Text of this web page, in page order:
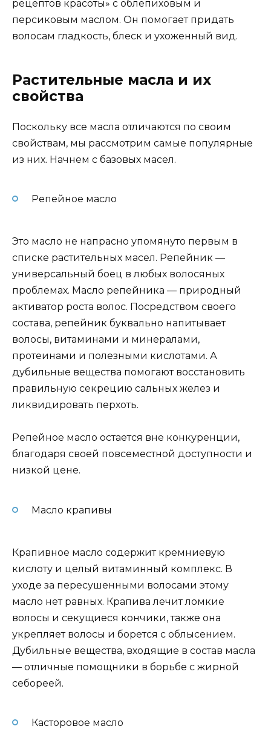
рецептов красоты» с облепиховым и
персиковым маслом. Он помогает придать
волосам гладкость, блеск и ухоженный вид.
Растительные масла и их
свойства
Поскольку все масла отличаются по своим
свойствам, мы рассмотрим самые популярные
из них. Начнем с базовых масел.
Репейное масло
Это масло не напрасно упомянуто первым в
списке растительных масел. Репейник —
универсальный боец в любых волосяных
проблемах. Масло репейника — природный
активатор роста волос. Посредством своего
состава, репейник буквально напитывает
волосы, витаминами и минералами,
протеинами и полезными кислотами. А
дубильные вещества помогают восстановить
правильную секрецию сальных желез и
ликвидировать перхоть.
Репейное масло остается вне конкуренции,
благодаря своей повсеместной доступности и
низкой цене.
Масло крапивы
Крапивное масло содержит кремниевую
кислоту и целый витаминный комплекс. В
уходе за пересушенными волосами этому
масло нет равных. Крапива лечит ломкие
волосы и секущиеся кончики, также она
укрепляет волосы и борется с облысением.
Дубильные вещества, входящие в состав масла
— отличные помощники в борьбе с жирной
себореей.
Касторовое масло